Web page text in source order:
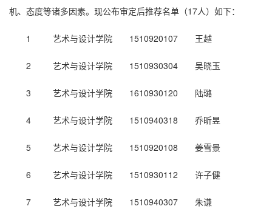
机、态度等诸多因素。现公布审定后推荐名单（17人）如下：
1 艺术与设计学院 1510920107 王越
2 艺术与设计学院 1510930304 吴晓玉
3 艺术与设计学院 1610930120 陆璐
4 艺术与设计学院 1510940318 乔昕昱
5 艺术与设计学院 1510920108 姜雪景
6 艺术与设计学院 1510930112 许子健
7 艺术与设计学院 1510940307 朱谦